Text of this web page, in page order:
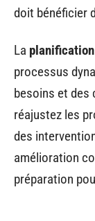
doit bénéficier
La planification
processus
besoins et des
réajustez les
des
amélioration
préparation